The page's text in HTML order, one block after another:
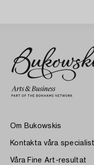
Om Bukowskis
Kontakta våra
Våra Fine Art-resultat